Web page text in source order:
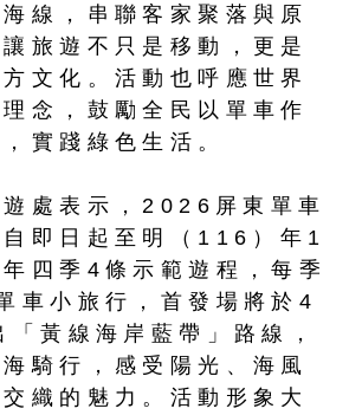
線，串聯客家聚落與原
旅遊不只是移動，更是
文化。活動也呼應世界
念，鼓勵全民以單車作
實踐綠色生活。
處表示，2026屏東單車
即日起至明（116）年1
四季4條示範遊程，每季
車小旅行，首發場將於4
「黃線海岸藍帶」路線，
騎行，感受陽光、海風
織的魅力。活動形象大